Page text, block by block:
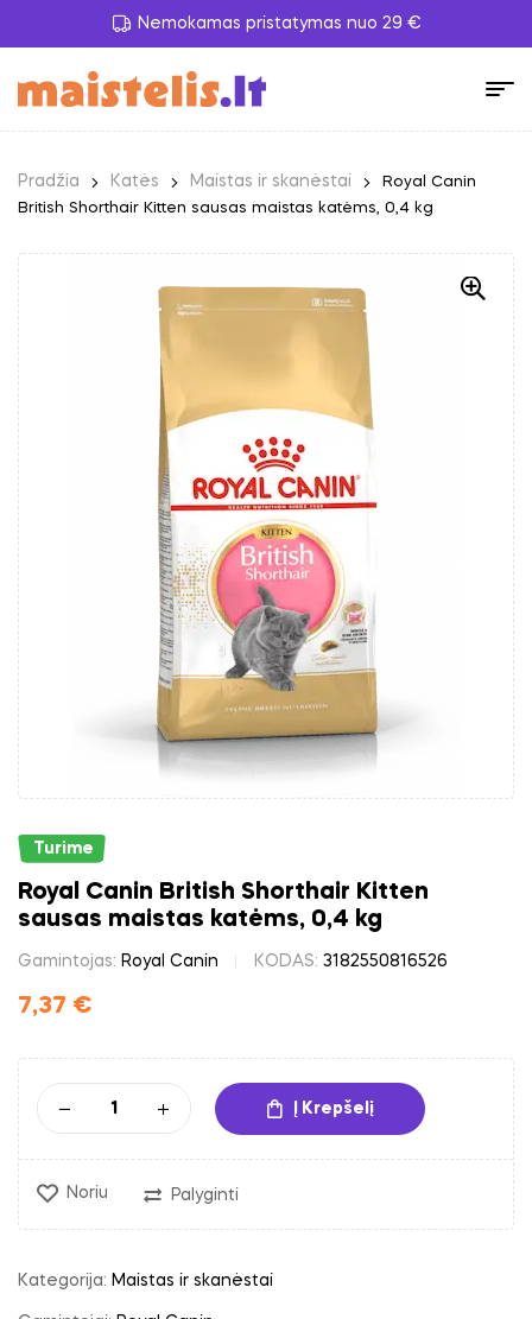
Nemokamas pristatymas nuo 29 €
Pradžia Katės Maistas ir skanėstai
Royal Canin
British Shorthair Kitten sausas maistas katėms, 0,4 kg
Turime
Royal Canin British Shorthair Kitten
sausas maistas katėms, 0,4 kg
Gamintojas: Royal Canin KODAS: 3182550816526
7,37 €
Į Krepšelį
Noriu Palyginti
Kategorija: Maistas ir skanėstai